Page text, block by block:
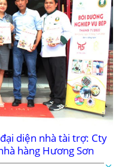
diện nhà tài trợ: Cty
hàng Hương Sơn